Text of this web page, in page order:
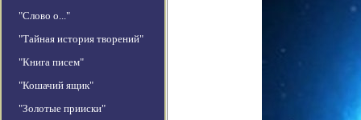
"Слово о..."
"Тайная история творений"
"Книга писем"
"Кошачий ящик"
"Золотые прииски"